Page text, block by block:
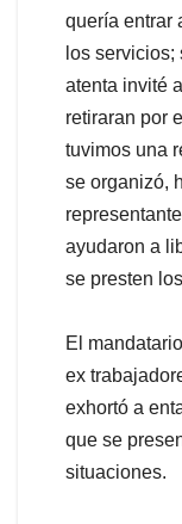
quería entrar
los
atenta invité
retiraran por
tuvimos una
se organizó,
ayudaron a
se presten
El
ex
exhortó a
que se
situaciones.